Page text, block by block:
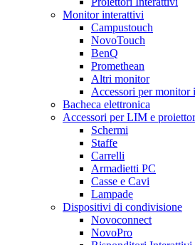
Monitor interattivi
Campustouch
NovoTouch
BenQ
Promethean
Altri monitor
Accessori per monitor
Bacheca elettronica
Accessori per LIM e
Schermi
Staffe
Carrelli
Armadietti PC
Casse e Cavi
Lampade
Dispositivi di condivisione
Novoconnect
NovoPro